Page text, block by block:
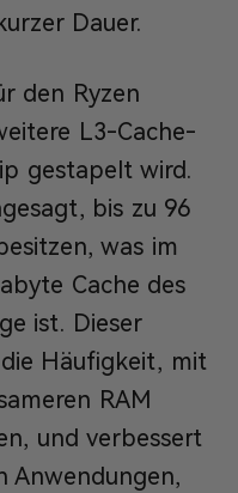
Dauer.
den Ryzen
L3-Cache-
gestapelt wird.
bis zu 96
was im
Cache des
ist. Dieser
Häufigkeit, mit
RAM
und verbessert
Anwendungen,